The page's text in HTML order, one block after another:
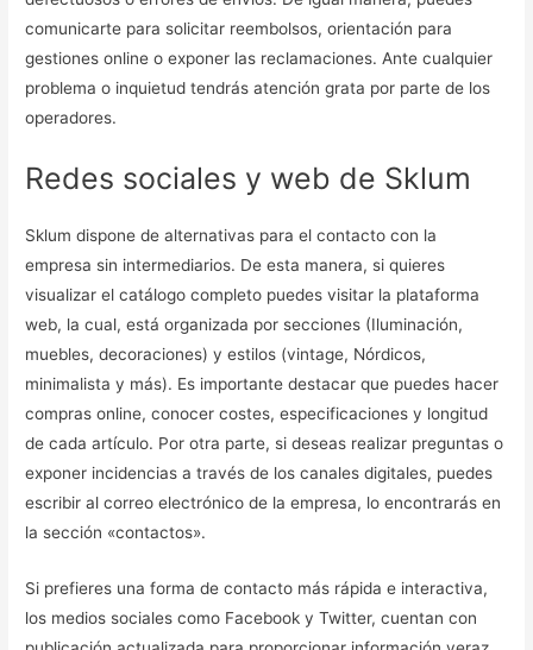
comunicarte para solicitar reembolsos, orientación para
gestiones online o exponer las reclamaciones. Ante cualquier
problema o inquietud tendrás atención grata por parte de los
operadores.
Redes sociales y web de Sklum
Sklum dispone de alternativas para el contacto con la
empresa sin intermediarios. De esta manera, si quieres
visualizar el catálogo completo puedes visitar la plataforma
web, la cual, está organizada por secciones (Iluminación,
muebles, decoraciones) y estilos (vintage, Nórdicos,
minimalista y más). Es importante destacar que puedes hacer
compras online, conocer costes, especificaciones y longitud
de cada artículo. Por otra parte, si deseas realizar preguntas o
exponer incidencias a través de los canales digitales, puedes
escribir al correo electrónico de la empresa, lo encontrarás en
la sección «contactos».
Si prefieres una forma de contacto más rápida e interactiva,
los medios sociales como Facebook y Twitter, cuentan con